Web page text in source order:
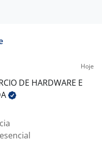
Hoje
DE HARDWARE E